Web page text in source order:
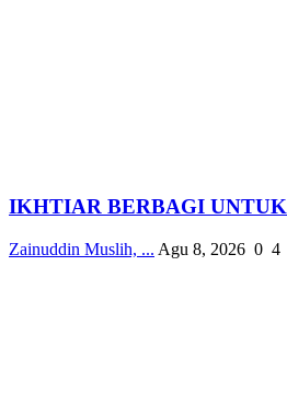
IKHTIAR BERBAGI
Zainuddin Muslih, ... Agu 8, 2026 0 4